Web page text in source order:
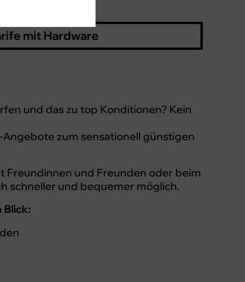
mit Hardware
und das zu top Konditionen? Kein
zum sensationell günstigen
Freundinnen und Freunden oder beim
schneller und bequemer möglich.
Blick: